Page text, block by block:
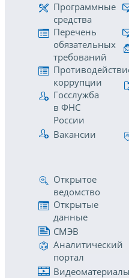
Программные
средства
Перечень
обязательных
требований
коррупции
Госслужба
в ФНС
России
Вакансии
Открытое
ведомство
Открытые
данные
СМЭВ
Аналитический
портал
Видеоматериалы